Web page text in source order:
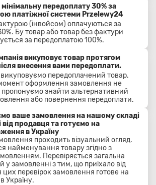
передоплату 30% за
платіжної системи Przelewy24
(інвойсом) оплачуються за
Бу товар або товар без фактури
за передоплатою 100%.
викуповує товар протягом
внесення вами передоплати.
передоплачений товар.
оформлення замовлення не
знайти альтернативний
або повернення передоплати.
ваше замовлення на нашому складі
продавця та готуємо на
в Україну
проходить візуальний огляд.
найменування товару згідно з
Перевіряється загальна
у замовленні з тим, що приїхало від
цих перевірок замовлення готове на
Україну.